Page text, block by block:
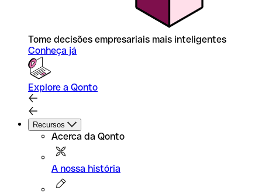
Tome decisões empresariais mais inteligentes
Conheça já
Explore a Qonto
Recursos
Acerca da Qonto
A nossa história